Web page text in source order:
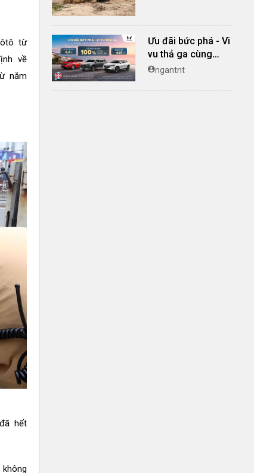
từ
về
năm
hết
Ưu đãi bức phá - Vi
vu thả ga cùng
Honda Việt Nam
ngantnt